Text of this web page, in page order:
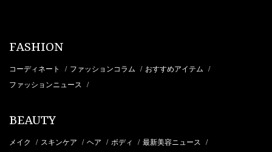
FASHION
コーディネート / ファッションコラム / おすすめアイテム /
ファッションニュース /
BEAUTY
メイク / スキンケア / ヘア / ボディ / 最新美容ニュース /